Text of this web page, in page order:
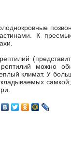
К
можно
климат. У